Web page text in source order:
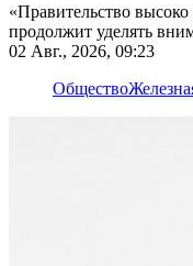
«Правительство
продолжит уделять
транспортной
02 Авг., 2026, 09:23
Общество